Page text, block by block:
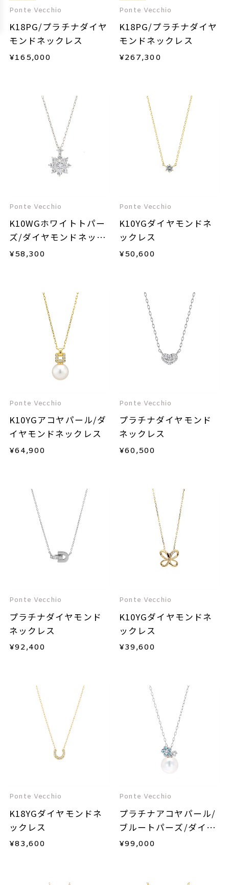
Ponte Vecchio
K18PG/プラチナダイヤ
モンドネックレス
¥165,000
Ponte Vecchio
K18PG/プラチナダイヤ
モンドネックレス
¥267,300
Ponte Vecchio
K10WGホワイトトパー
ズ/ダイヤモンドネック
レス
¥58,300
Ponte Vecchio
K10YGダイヤモンドネ
ックレス
¥50,600
Ponte Vecchio
K10YGアコヤパール/ダ
イヤモンドネックレス
¥64,900
Ponte Vecchio
プラチナダイヤモンド
ネックレス
¥60,500
Ponte Vecchio
プラチナダイヤモンド
ネックレス
¥92,400
Ponte Vecchio
K10YGダイヤモンドネ
ックレス
¥39,600
Ponte Vecchio
K18YGダイヤモンドネ
ックレス
¥83,600
Ponte Vecchio
プラチナアコヤパール/
ブルートパーズ/ダイヤ
モンドネックレス
¥99,000